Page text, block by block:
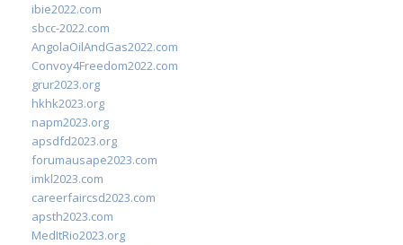
ibie2022.com
sbcc-2022.com
AngolaOilAndGas2022.com
Convoy4Freedom2022.com
grur2023.org
hkhk2023.org
napm2023.org
apsdfd2023.org
forumausape2023.com
imkl2023.com
careerfaircsd2023.com
apsth2023.com
MedItRio2023.org